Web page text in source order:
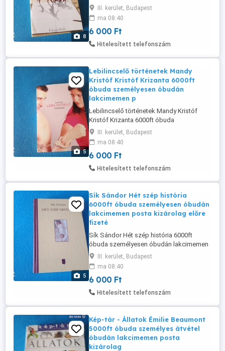
8
posta kizárolag előre fizetés után mpl
csomagautomatába +3000ft
36209491288 36501048272 A regény egy
évről szól, napló formában, származási
hely: Anglia, főhős: 30-as évei közepén
...
III. kerület, Budapest
ma 08:40
6 000 Ft
Hitelesített telefonszám
5
Lebilincselő történetek Mandy
Kristóf Kristóf Krizanta 6000ft
óbuda személyesen óbudán
lakcimemen p
Lebilincselő történetek Mandy Kristóf
Kristóf Krizanta 6000ft óbuda
személyesen óbudán lakcimemen posta
kizárolag előre fizetés után mpl
csomagautomatába +3000ft
36501048272 36209491288 Váratlanul tőle
jobbra, éppen az ablaka mellett, a
gördült egy másik vonat. Hirtelen ...
III. kerület, Budapest
ma 08:40
6 000 Ft
Hitelesített telefonszám
5
Sík Sándor Hét szép história
6000ft óbuda személyesen óbudán
lakcimemen posta kizárolag előre
fizeté
Sík Sándor Hét szép história 6000ft
óbuda személyesen óbudán lakcimemen
posta kizárolag előre fizetés után mpl
csomagautomatába +3000ft
36501048272 36209491288 Sík Sándor
(18891963) nevét hallva elsősorban versei
jutnak eszünkbe. Azt azonban kevesen
műfajában ...
III. kerület, Budapest
ma 08:40
6 000 Ft
Hitelesített telefonszám
Kép-tár - Állatok Émilie Beaumont
5000ft óbuda személyes átvétel
óbudán lakcimemen posta
kizárolag